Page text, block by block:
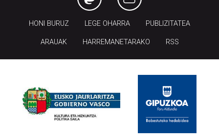
HONI BURUZ LEGE OHARRA PUBLIZITATEA
ARAUAK HARREMANETARAKO RSS